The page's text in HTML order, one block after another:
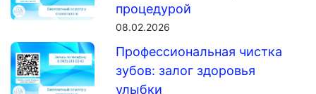
процедурой
08.02.2026
Профессиональная чистка
зубов: залог здоровья
улыбки